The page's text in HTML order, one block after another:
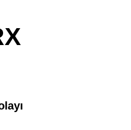
Altcoin Haberleri
Memecoin Haberleri